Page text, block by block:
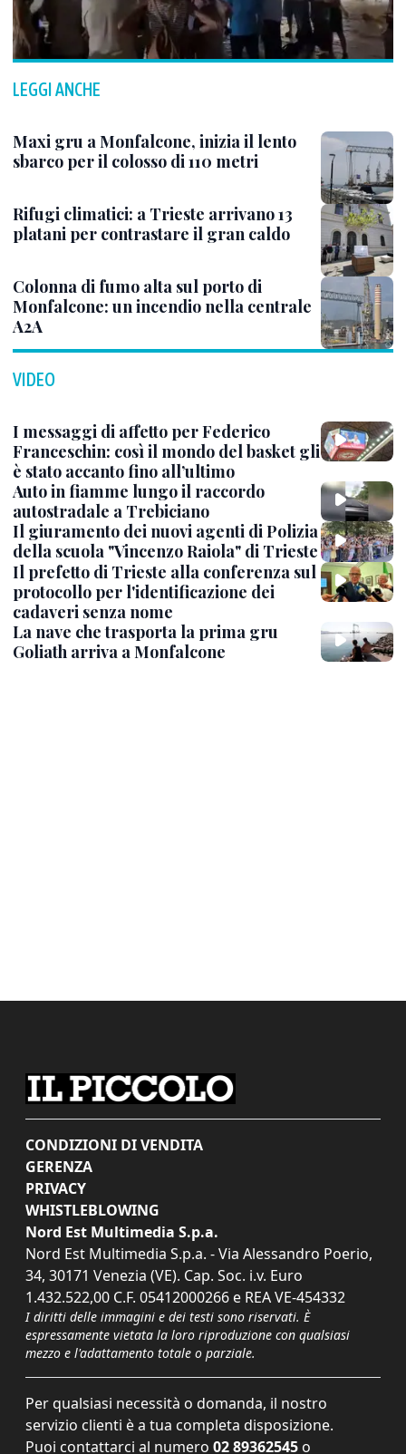
LEGGI ANCHE
Maxi gru a Monfalcone, inizia il lento
sbarco per il colosso di 110 metri
Rifugi climatici: a Trieste arrivano 13
platani per contrastare il gran caldo
Colonna di fumo alta sul porto di
Monfalcone: un incendio nella centrale
A2A
VIDEO
I messaggi di affetto per Federico
Franceschin: così il mondo del basket gli
è stato accanto fino all’ultimo
Auto in fiamme lungo il raccordo
autostradale a Trebiciano
Il giuramento dei nuovi agenti di Polizia
della scuola "Vincenzo Raiola" di Trieste
Il prefetto di Trieste alla conferenza sul
protocollo per l'identificazione dei
cadaveri senza nome
La nave che trasporta la prima gru
Goliath arriva a Monfalcone
CONDIZIONI DI VENDITA
GERENZA
PRIVACY
WHISTLEBLOWING
Nord Est Multimedia S.p.a.
Nord Est Multimedia S.p.a. - Via Alessandro Poerio,
34, 30171 Venezia (VE). Cap. Soc. i.v. Euro
1.432.522,00 C.F. 05412000266 e REA VE-454332
I diritti delle immagini e dei testi sono riservati. È
espressamente vietata la loro riproduzione con qualsiasi
mezzo e l'adattamento totale o parziale.
Per qualsiasi necessità o domanda, il nostro
servizio clienti è a tua completa disposizione.
Puoi contattarci al numero 02 89362545 o